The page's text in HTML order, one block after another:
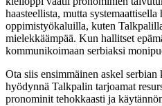
haasteellista, mutta
oppimistyökaluilla, kuten
mielekkäämpää. Kun hallitset
kommunikoimaan serbiaksi
Ota siis ensimmäinen askel
hyödynnä Talkpalin tarjoamat
pronominit tehokkaasti ja